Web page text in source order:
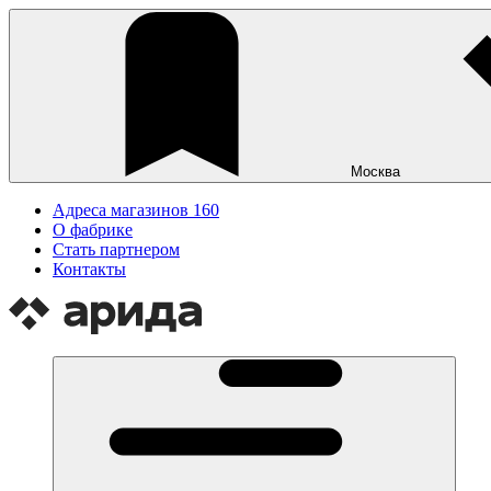
Москва
Адреса магазинов 160
О фабрике
Стать партнером
Контакты